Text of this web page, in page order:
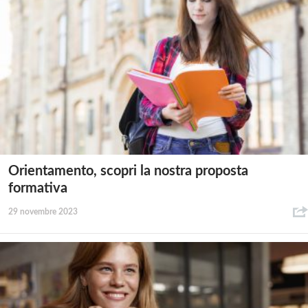
Orientamento, scopri la nostra proposta
formativa
29 novembre 2023